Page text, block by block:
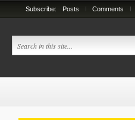
Subscribe: Posts Comments